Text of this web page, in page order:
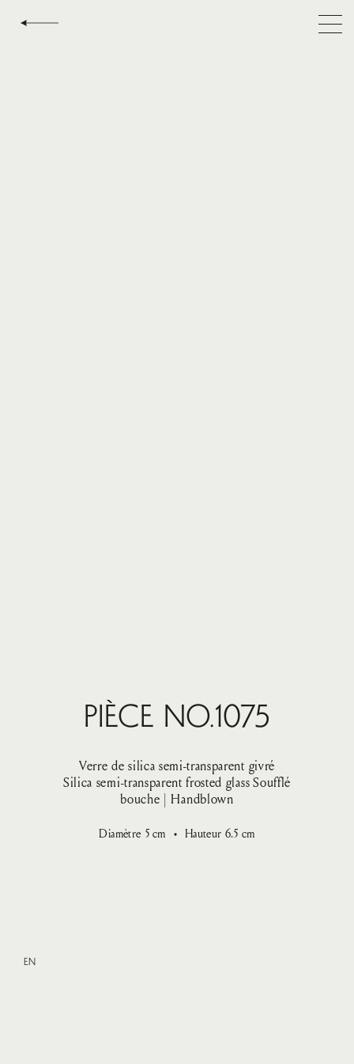
Pièce No.1075
Verre de silica semi-transparent givré
Silica semi-transparent frosted glass Soufflé
bouche | Handblown
Diamètre 5 cm Hauteur 6.5 cm
EN